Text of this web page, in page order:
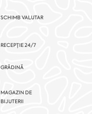
SCHIMB VALUTAR
RECEPȚIE 24/7
GRĂDINĂ
MAGAZIN DE
BIJUTERII